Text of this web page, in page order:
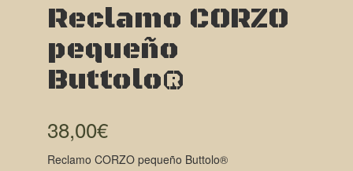
Reclamo CORZO
pequeño
Buttolo®
38,00€
Reclamo CORZO pequeño Buttolo®